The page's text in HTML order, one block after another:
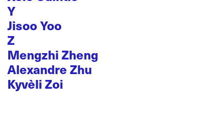
Y
Jisoo Yoo
Z
Mengzhi Zheng
Alexandre Zhu
Kyvèli Zoi